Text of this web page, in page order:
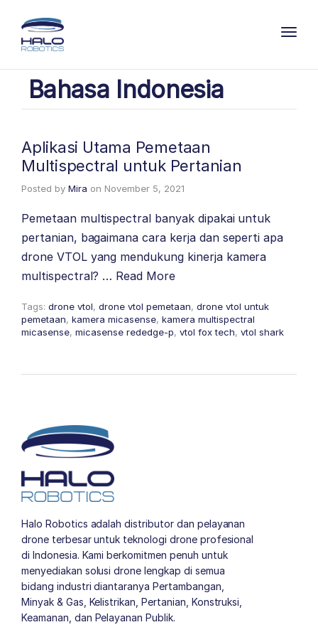
Bahasa Indonesia
Aplikasi Utama Pemetaan
Multispectral untuk Pertanian
Posted by Mira on November 5, 2021
Pemetaan multispectral banyak dipakai untuk
pertanian, bagaimana cara kerja dan seperti apa
drone VTOL yang mendukung kinerja kamera
multispectral? … Read More
Tags: drone vtol, drone vtol pemetaan, drone vtol untuk
pemetaan, kamera micasense, kamera multispectral
micasense, micasense rededge-p, vtol fox tech, vtol shark
Halo Robotics adalah distributor dan pelayanan
drone terbesar untuk teknologi drone profesional
di Indonesia. Kami berkomitmen penuh untuk
menyediakan solusi drone lengkap di semua
bidang industri diantaranya Pertambangan,
Minyak & Gas, Kelistrikan, Pertanian, Konstruksi,
Keamanan, dan Pelayanan Publik.